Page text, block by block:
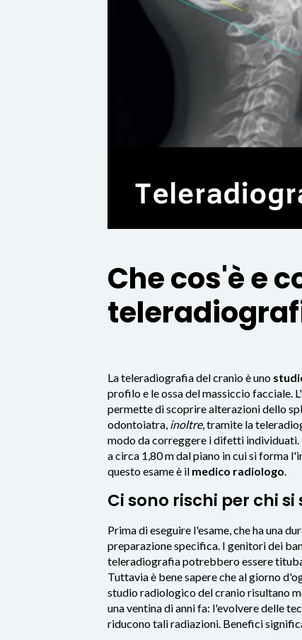
Che cos'è e
La teleradiografia del cranio è uno
profilo e le ossa del massiccio facciale.
permette di scoprire alterazioni dello
odontoiatra, inoltre, tramite la
modo da correggere i difetti individuati.
a circa 1,80 m dal piano in cui si forma
questo esame è il medico radiologo
Ci sono rischi per chi
Prima di eseguire l'esame, che ha una
preparazione specifica. I genitori dei
teleradiografia potrebbero essere
Tuttavia è bene sapere che al giorno
studio radiologico del cranio risultano
una ventina di anni fa: l'evolvere delle
riducono tali radiazioni. Benefici